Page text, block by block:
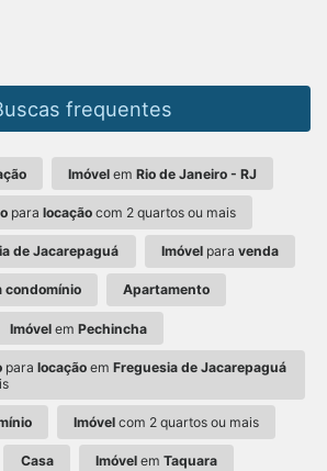
frequentes
Imóvel emRio de Janeiro - RJ
para locaçãocom 2 quartos ou mais
de Jacarepaguá Imóvelpara venda
condomínio Apartamento
Imóvelem Pechincha
paralocação emFreguesia de Jacarepaguá
Imóvel com 2 quartos ou mais
Casa Imóvelem Taquara